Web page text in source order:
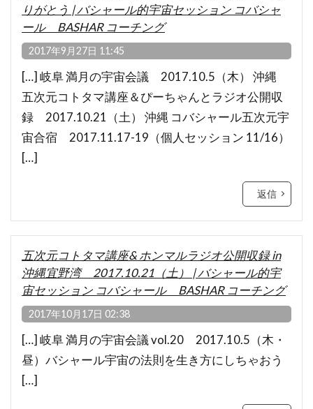
りがとう | バシャール的宇宙セッション コバシャ
ール BASHAR コーチング
2017年9月27日 11:45
[…] 岐阜 満月の宇宙会議 2017.10.5（木） 沖縄
五次元コトタマ講座＆ぴーちゃんとラジオ公開収
録 2017.10.21（土） 沖縄 コバシャール五次元宇
宙合宿 2017.11.17-19（個人セッション 11/16）
[…]
返信
五次元コトタマ講座& ホンマルラジオ公開収録 in
沖縄宜野湾 2017.10.21（土） | バシャール的宇
宙セッション コバシャール BASHAR コーチング
2017年10月17日 02:38
[…] 岐阜 満月の宇宙会議 vol.20 2017.10.5（木・
昼）バシャール宇宙の法則を生き方にしちゃおう
[…]